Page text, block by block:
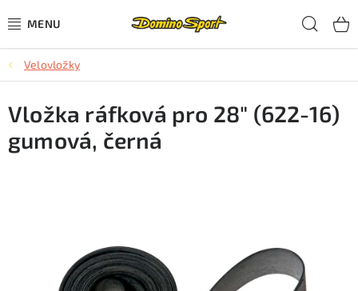
na
CYKLISTIKA
SJEZDOVÉ LYŽOVÁNÍ
SKIALPOVÉ LYŽOVÁNÍ
Velovložky
Vložka ráfková pro 28" (622-16)
gumová, černá